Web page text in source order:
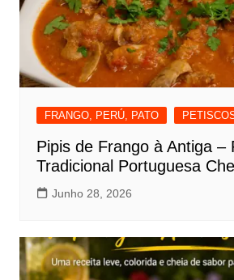
FRANGO, PERÚ, PATO
Pipis de Frango à Antiga –
Tradicional Portuguesa
Junho 28, 2026